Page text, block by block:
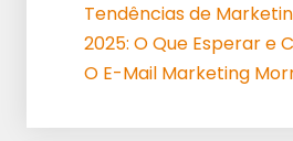
Tendências de
2025: O Que Esperar e
O E-Mail Marketing